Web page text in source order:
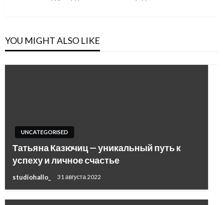
YOU MIGHT ALSO LIKE
UNCATEGORISED
Татьяна Казючиц — уникальный путь к
успеху и личное счастье
studiohallo_ 31 августа 2022